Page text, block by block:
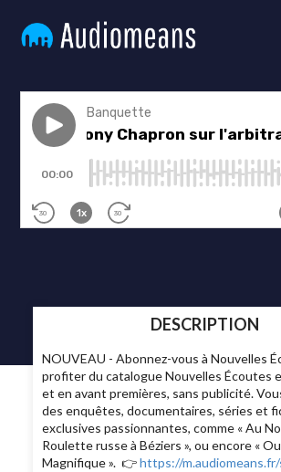
DESCRIPTION
NOUVEAU - Abonnez-vous à Nouvelles
profiter du catalogue Nouvelles Écoutes
et en avant premières, sans publicité.
des enquêtes, documentaires, séries et
exclusives passionnantes, comme « Au
Roulette russe à Béziers », ou encore «
Magnifique ». 👉https://